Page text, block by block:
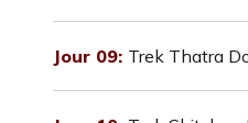
Jour 09: Trek Thatra